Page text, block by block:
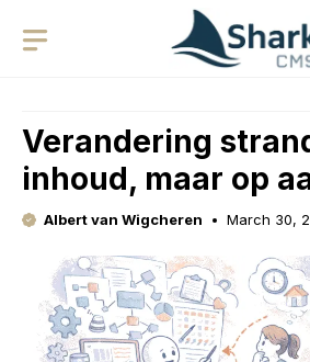
Verandering
inhoud, maar op
Albert van Wigcheren March 30,